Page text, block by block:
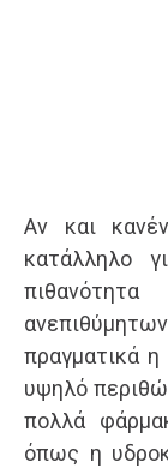
Αν και
κατάλληλο
πραγματικά η
υψηλό
πολλά
όπως η